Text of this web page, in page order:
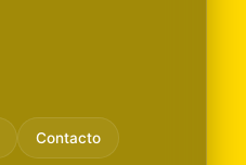
Contacto